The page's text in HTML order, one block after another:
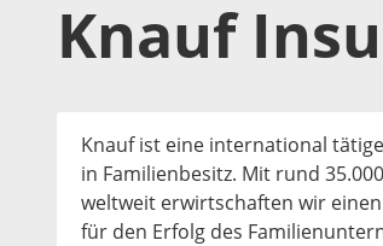
Knauf
Knauf ist eine international
in Familienbesitz. Mit rund
weltweit erwirtschaften wir einen
für den Erfolg des